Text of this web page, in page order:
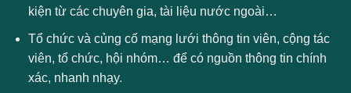
kiện từ các chuyên gia, tài liệu nước ngoài…
Tổ chức và củng cố mạng lưới thông tin viên, cộng tác
viên, tổ chức, hội nhóm… để có nguồn thông tin chính
xác, nhanh nhạy.